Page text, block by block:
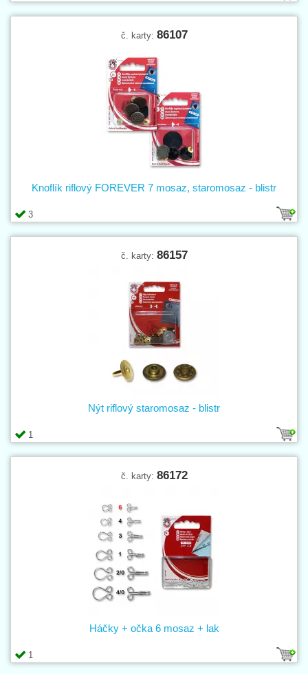
č. karty: 86107
3
Knoflík riflový FOREVER 7 mosaz, staromosaz - blistr
č. karty: 86157
1
Nýt riflový staromosaz - blistr
č. karty: 86172
1
Háčky + očka 6 mosaz + lak